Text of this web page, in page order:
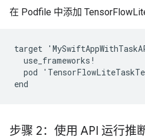
在 Podfile 中添加
target
  use_frameworks!
pod
步骤 2：使用 API 运行推